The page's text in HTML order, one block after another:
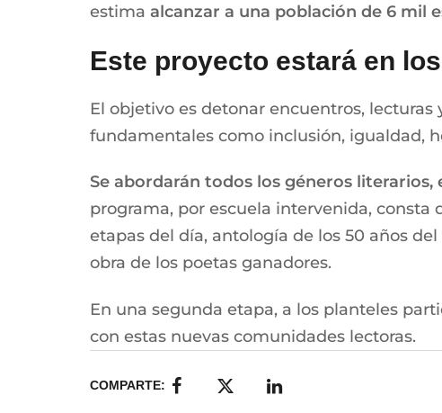
estima alcanzar a una población de 6 mil
Este proyecto estará en
El objetivo es detonar encuentros,
fundamentales como inclusión, igualdad,
Se abordarán todos los géneros literarios,
programa, por escuela intervenida, consta
etapas del día, antología de los 50 años
obra de los poetas ganadores.
En una segunda etapa, a los planteles
con estas nuevas comunidades lectoras.
COMPARTE: